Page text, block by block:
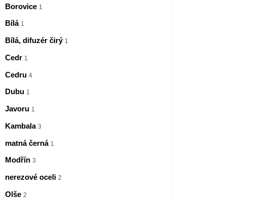
Borovice 1
Bílá 1
Bílá, difuzér čirý 1
Cedr 1
Cedru 4
Dubu 1
Javoru 1
Kambala 3
matná černá 1
Modřín 3
nerezové oceli 2
Olše 2